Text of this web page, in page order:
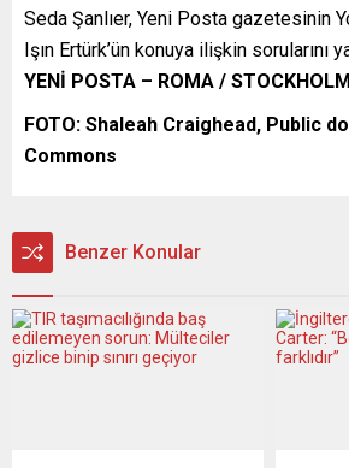
Seda Şanlıer, Yeni Posta gazetesinin
Işın Ertürk’ün konuya ilişkin sorularını
YENİ POSTA – ROMA / STOCKHOLM
FOTO: Shaleah Craighead, Public
Commons
Benzer Konular